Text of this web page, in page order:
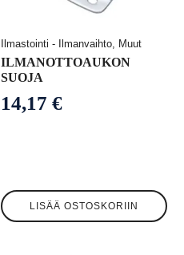
Ilmastointi - Ilmanvaihto, Muut
ILMANOTTOAUKON
SUOJA
14,17 €
LISÄÄ OSTOSKORIIN